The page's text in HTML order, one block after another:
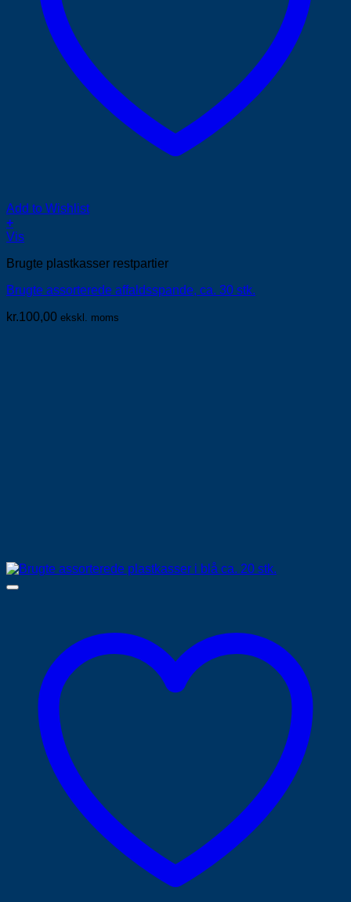
Add to Wishlist
+
Vis
Brugte plastkasser restpartier
Brugte assorterede affaldsspande, ca. 30 stk.
kr.100,00 ekskl. moms